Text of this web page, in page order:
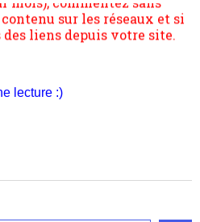
de rendre compte d'une
paradigmes philosophiques
ou du Surpli, omme la
des impasses
plus grand nombre de
liens depuis votre site.
lecture :)